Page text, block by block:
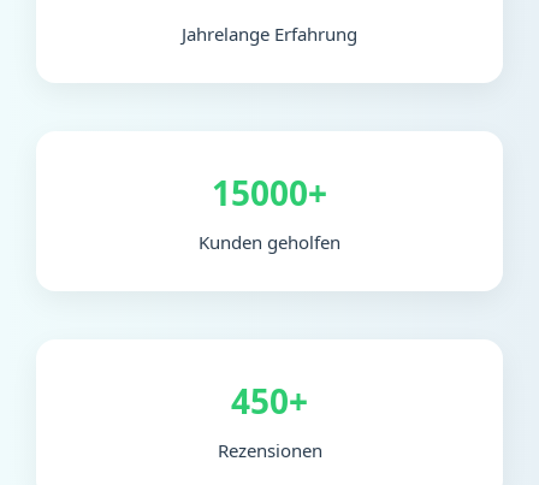
Jahrelange Erfahrung
15000+
Kunden geholfen
450+
Rezensionen